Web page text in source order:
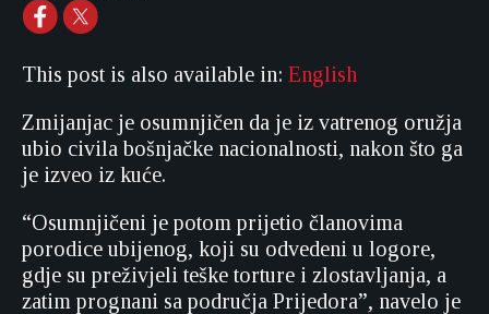
This post is also available in: English
Zmijanjac je osumnjičen da je iz vatrenog oružja
ubio civila bošnjačke nacionalnosti, nakon što ga
je izveo iz kuće.
“Osumnjičeni je potom prijetio članovima
porodice ubijenog, koji su odvedeni u logore,
gdje su preživjeli teške torture i zlostavljanja, a
zatim prognani sa područja Prijedora”, navelo je